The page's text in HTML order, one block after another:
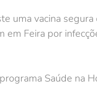
uma vacina
Feira por
Saúde na